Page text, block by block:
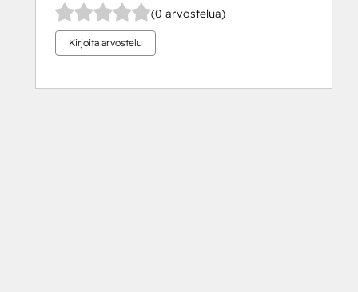
(0 arvostelua)
Kirjoita arvostelu